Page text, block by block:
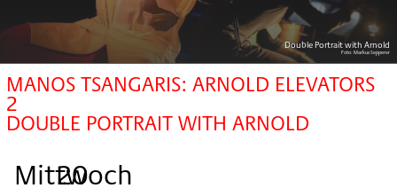
Double Portrait with Arnold
Foto: Markus Sepperer
MANOS TSANGARIS: ARNOLD ELEVATORS
2
DOUBLE PORTRAIT WITH ARNOLD
Mittwoch
, 20
.
.